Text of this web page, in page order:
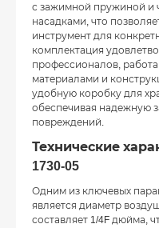
с зажимной пружиной и
насадками, что
инструмент для
комплектация
профессионалов,
материалами и
удобную коробку для
обеспечивая надежную
повреждений.
Технические
1730-05
Одним из ключевых
является диаметр
составляет 1/4F дюйма,